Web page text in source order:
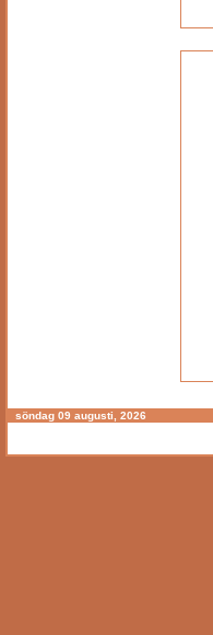
söndag 09 augusti, 2026